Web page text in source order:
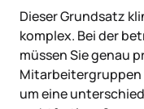
Dieser Grundsatz
komplex. Bei der
müssen Sie genau
um eine